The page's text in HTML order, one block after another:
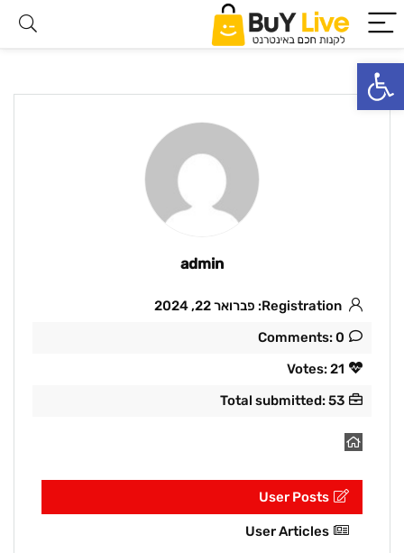
פתח סרגל נגישות
admin
Comments: 0
Votes: 21
Total submitted: 53
User Posts
User Articles